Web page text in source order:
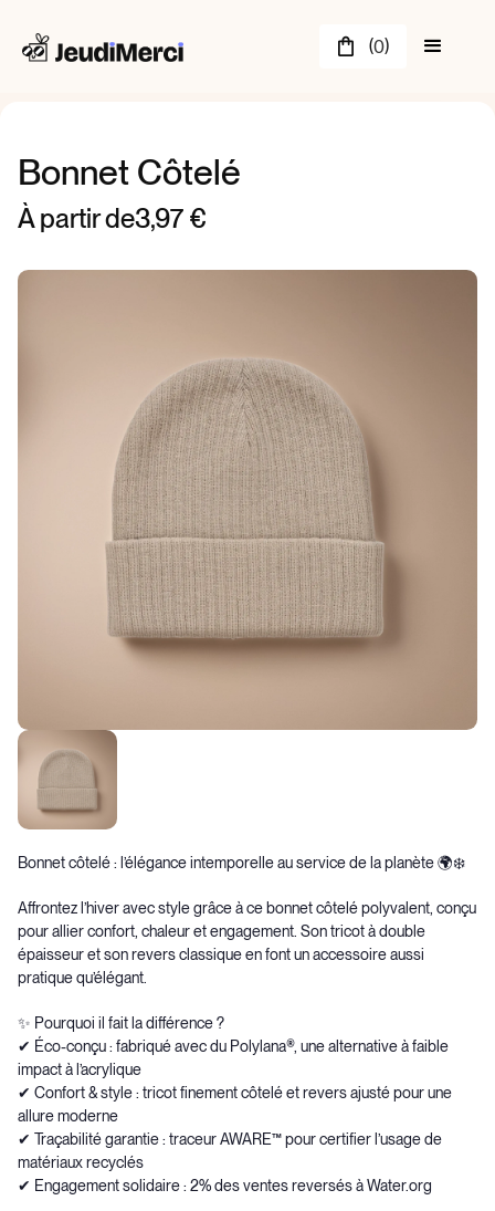
(0)
Bonnet Côtelé
À partir de3,97 €
Bonnet côtelé : l’élégance intemporelle au service de la planète 🌍❄️
Affrontez l’hiver avec style grâce à ce bonnet côtelé polyvalent, conçu
pour allier confort, chaleur et engagement. Son tricot à double
épaisseur et son revers classique en font un accessoire aussi
pratique qu’élégant.
✨ Pourquoi il fait la différence ?
✔ Éco-conçu : fabriqué avec du Polylana®, une alternative à faible
impact à l’acrylique
✔ Confort & style : tricot finement côtelé et revers ajusté pour une
allure moderne
✔ Traçabilité garantie : traceur AWARE™ pour certifier l’usage de
matériaux recyclés
✔ Engagement solidaire : 2% des ventes reversés à Water.org